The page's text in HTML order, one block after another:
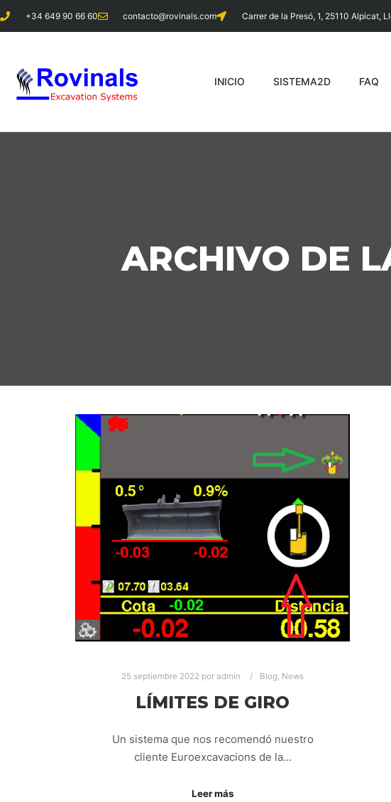
+34 649 90 66 60 contacto@rovinals.com Carrer de la Presó, 1, 25110 Alpicat,
INICIO SISTEMA2D FAQ
ARCHIVO DE
25 septiembre 2022 por admin Blog, News
LÍMITES DE GIRO
Un sistema que nos recomendó nuestro
cliente Euroexcavacions de la…
Leer más